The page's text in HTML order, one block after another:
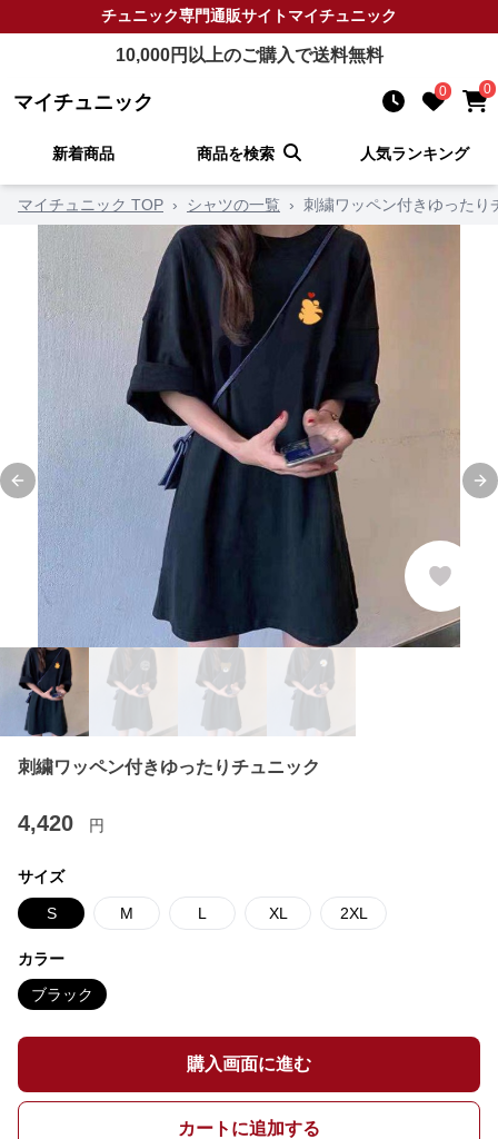
チュニック専門通販サイトマイチュニック
10,000円以上のご購入で送料無料
マイチュニック 0 0
新着商品 商品を検索 人気ランキング
マイチュニック TOP › シャツの一覧 › 刺繍ワッペン付きゆったり
Previous slide
刺繍ワッペン付きゆったりチュニック
4,420 円
サイズ
S M L XL 2XL
カラー
ブラック
購入画面に進む
カートに追加する